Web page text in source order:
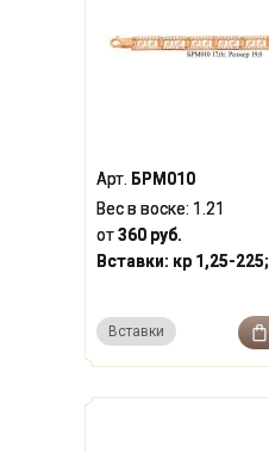
Арт. БРМ010
Вес в воске: 1.21
от360 руб.
Вставки: кр 1,25-225;
Вставки